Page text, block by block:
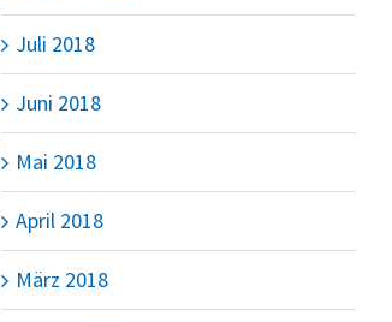
Juli 2018
Juni 2018
Mai 2018
April 2018
März 2018